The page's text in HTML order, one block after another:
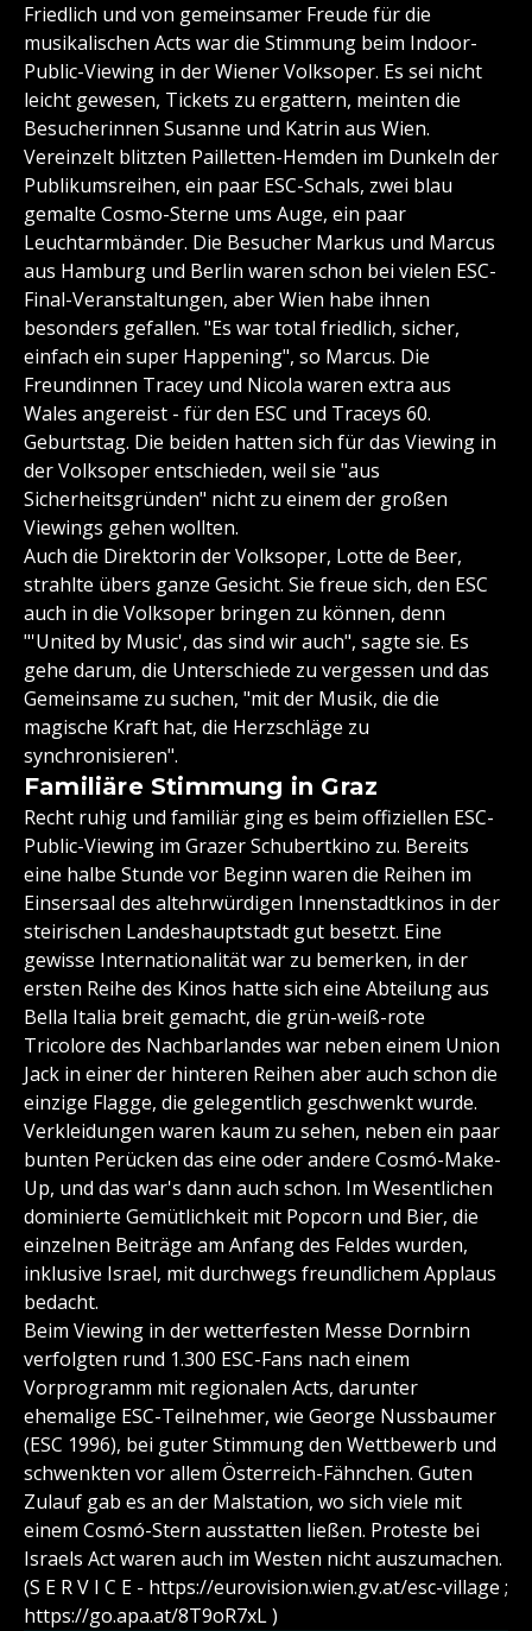
Friedlich und von gemeinsamer Freude für die
musikalischen Acts war die Stimmung beim Indoor-
Public-Viewing in der Wiener Volksoper. Es sei nicht
leicht gewesen, Tickets zu ergattern, meinten die
Besucherinnen Susanne und Katrin aus Wien.
Vereinzelt blitzten Pailletten-Hemden im Dunkeln der
Publikumsreihen, ein paar ESC-Schals, zwei blau
gemalte Cosmo-Sterne ums Auge, ein paar
Leuchtarmbänder. Die Besucher Markus und Marcus
aus Hamburg und Berlin waren schon bei vielen ESC-
Final-Veranstaltungen, aber Wien habe ihnen
besonders gefallen. "Es war total friedlich, sicher,
einfach ein super Happening", so Marcus. Die
Freundinnen Tracey und Nicola waren extra aus
Wales angereist - für den ESC und Traceys 60.
Geburtstag. Die beiden hatten sich für das Viewing in
der Volksoper entschieden, weil sie "aus
Sicherheitsgründen" nicht zu einem der großen
Viewings gehen wollten.
Auch die Direktorin der Volksoper, Lotte de Beer,
strahlte übers ganze Gesicht. Sie freue sich, den ESC
auch in die Volksoper bringen zu können, denn
"'United by Music', das sind wir auch", sagte sie. Es
gehe darum, die Unterschiede zu vergessen und das
Gemeinsame zu suchen, "mit der Musik, die die
magische Kraft hat, die Herzschläge zu
synchronisieren".
Familiäre Stimmung in Graz
Recht ruhig und familiär ging es beim offiziellen ESC-
Public-Viewing im Grazer Schubertkino zu. Bereits
eine halbe Stunde vor Beginn waren die Reihen im
Einsersaal des altehrwürdigen Innenstadtkinos in der
steirischen Landeshauptstadt gut besetzt. Eine
gewisse Internationalität war zu bemerken, in der
ersten Reihe des Kinos hatte sich eine Abteilung aus
Bella Italia breit gemacht, die grün-weiß-rote
Tricolore des Nachbarlandes war neben einem Union
Jack in einer der hinteren Reihen aber auch schon die
einzige Flagge, die gelegentlich geschwenkt wurde.
Verkleidungen waren kaum zu sehen, neben ein paar
bunten Perücken das eine oder andere Cosmó-Make-
Up, und das war's dann auch schon. Im Wesentlichen
dominierte Gemütlichkeit mit Popcorn und Bier, die
einzelnen Beiträge am Anfang des Feldes wurden,
inklusive Israel, mit durchwegs freundlichem Applaus
bedacht.
Beim Viewing in der wetterfesten Messe Dornbirn
verfolgten rund 1.300 ESC-Fans nach einem
Vorprogramm mit regionalen Acts, darunter
ehemalige ESC-Teilnehmer, wie George Nussbaumer
(ESC 1996), bei guter Stimmung den Wettbewerb und
schwenkten vor allem Österreich-Fähnchen. Guten
Zulauf gab es an der Malstation, wo sich viele mit
einem Cosmó-Stern ausstatten ließen. Proteste bei
Israels Act waren auch im Westen nicht auszumachen.
(S E R V I C E - https://eurovision.wien.gv.at/esc-village ;
https://go.apa.at/8T9oR7xL )